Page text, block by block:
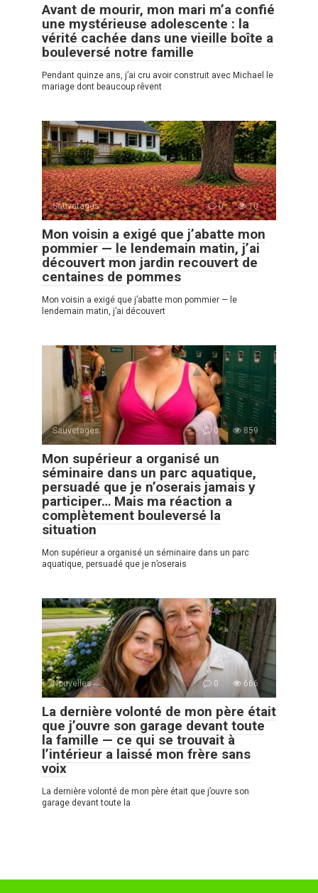
Avant de mourir, mon mari m’a confié
une mystérieuse adolescente : la
vérité cachée dans une vieille boîte a
bouleversé notre famille
Pendant quinze ans, j’ai cru avoir construit avec Michael le
mariage dont beaucoup rêvent
Sauvetages 0 10
Mon voisin a exigé que j’abatte mon
pommier — le lendemain matin, j’ai
découvert mon jardin recouvert de
centaines de pommes
Mon voisin a exigé que j’abatte mon pommier — le
lendemain matin, j’ai découvert
Sauvetages 0 859
Mon supérieur a organisé un
séminaire dans un parc aquatique,
persuadé que je n’oserais jamais y
participer… Mais ma réaction a
complètement bouleversé la
situation
Mon supérieur a organisé un séminaire dans un parc
aquatique, persuadé que je n’oserais
Nouvelles 0 666
La dernière volonté de mon père était
que j’ouvre son garage devant toute
la famille — ce qui se trouvait à
l’intérieur a laissé mon frère sans
voix
La dernière volonté de mon père était que j’ouvre son
garage devant toute la